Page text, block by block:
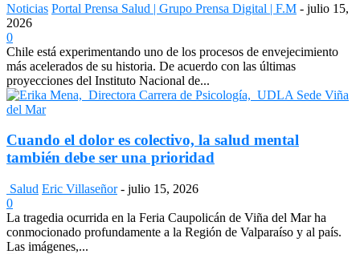
Noticias Portal Prensa Salud | Grupo Prensa Digital | F.M - julio 15,
2026
0
Chile está experimentando uno de los procesos de envejecimiento
más acelerados de su historia. De acuerdo con las últimas
proyecciones del Instituto Nacional de...
Cuando el dolor es colectivo, la salud mental
también debe ser una prioridad
Salud Eric Villaseñor - julio 15, 2026
0
La tragedia ocurrida en la Feria Caupolicán de Viña del Mar ha
conmocionado profundamente a la Región de Valparaíso y al país.
Las imágenes,...